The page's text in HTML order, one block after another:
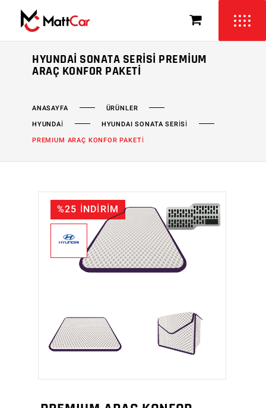
HYUNDAI SONATA SERISI PREMIUM
ARAÇ KONFOR PAKETI
ANASAYFA
ÜRÜNLER
HYUNDAİ
HYUNDAI SONATA SERİSİ
PREMIUM ARAÇ KONFOR PAKETİ
%25 İNDİRİM